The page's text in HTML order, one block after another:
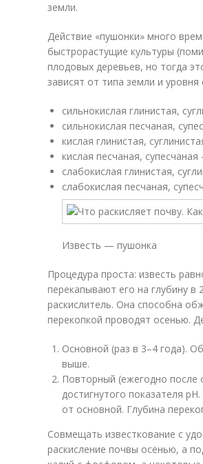
земли.
Действие «пушонки» много
быстрорастущие культуры
плодовых деревьев, но тогда
зависят от типа земли и уровня
сильнокислая глинистая,
сильнокислая песчаная,
кислая глинистая,
кислая песчаная,
слабокислая глинистая,
слабокислая песчаная,
Известь — пушонка
Процедура проста: известь
перекапывают его на глубину
раскислитель. Она способна
перекопкой проводят осенью.
Основной (раз в 3–4 года).
выше.
Повторный (ежегодно после
достигнутого показателя
от основной. Глубина
Совмещать известкование с
раскисление почвы осенью, а